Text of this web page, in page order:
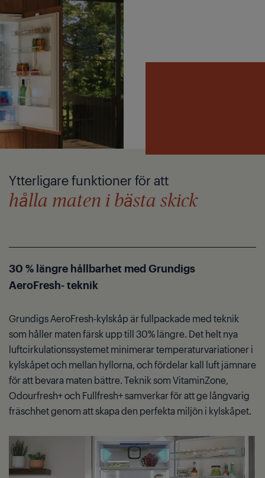
Ytterligare funktioner för att
hålla maten i bästa skick
30 % längre hållbarhet med Grundigs
AeroFresh- teknik
Grundigs AeroFresh-kylskåp är fullpackade med teknik
som håller maten färsk upp till 30% längre. Det helt nya
luftcirkulationssystemet minimerar temperaturvariationer i
kylskåpet och mellan hyllorna, och fördelar kall luft jämnare
för att bevara maten bättre. Teknik som VitaminZone,
Odourfresh+ och Fullfresh+ samverkar för att ge långvarig
fräschhet genom att skapa den perfekta miljön i kylskåpet.